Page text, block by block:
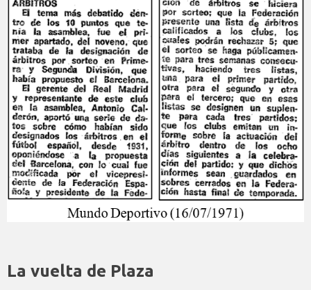
La vuelta de Plaza